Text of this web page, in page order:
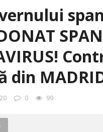
din
0 99